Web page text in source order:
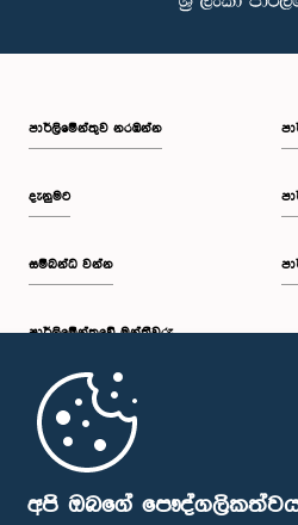
අපි ඔබගේ
පාර්ලි‌මේන්තුව නරඹන්න
දැනුමට
සම්බන්ධ වන්න
පාර්ලි‌මේන්තුවේ මන්ත්‍රීවරු
මුල් පිටුව
පාර්ලිමේන්තු ජංගම යෙදුම